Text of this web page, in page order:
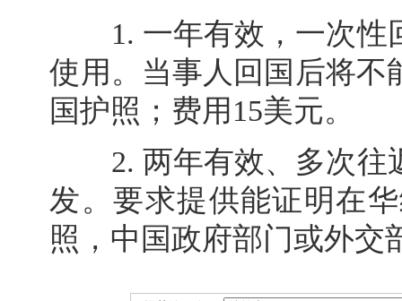
1. 一年有效，一次性
使用。当事人回国后将不
国护照；费用15美元。
2. 两年有效、多次往
发。要求提供能证明在
照，中国政府部门或外交